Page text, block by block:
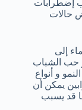
إضطرابات
حالات
إلى
حب الشباب
و أنواع
يمكن أن
قد يسبب